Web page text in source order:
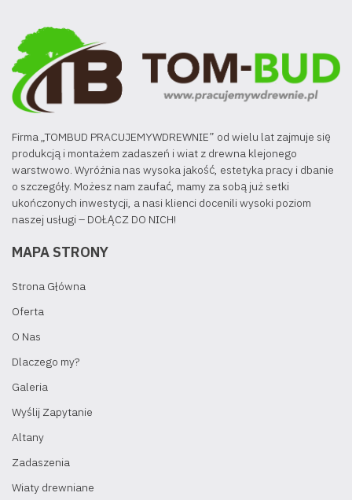
Firma „TOMBUD PRACUJEMYWDREWNIE” od wielu lat zajmuje się
produkcją i montażem zadaszeń i wiat z drewna klejonego
warstwowo. Wyróżnia nas wysoka jakość, estetyka pracy i dbanie
o szczegóły. Możesz nam zaufać, mamy za sobą już setki
ukończonych inwestycji, a nasi klienci docenili wysoki poziom
naszej usługi – DOŁĄCZ DO NICH!
MAPA STRONY
Strona Główna
Oferta
O Nas
Dlaczego my?
Galeria
Wyślij Zapytanie
Altany
Zadaszenia
Wiaty drewniane